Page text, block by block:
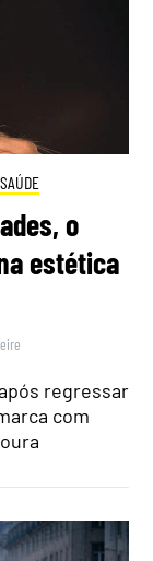
SAÚDE
o
estética
regressar
com